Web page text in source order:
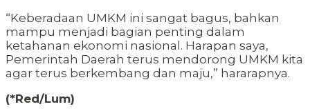
“Keberadaan UMKM ini sangat bagus, bahkan
mampu menjadi bagian penting dalam
ketahanan ekonomi nasional. Harapan saya,
Pemerintah Daerah terus mendorong UMKM kita
agar terus berkembang dan maju,” hararapnya.
(*Red/Lum)